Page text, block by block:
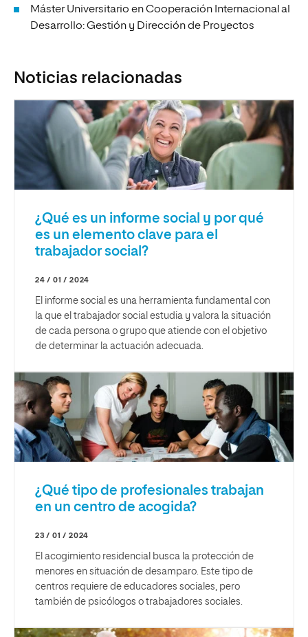
Máster Universitario en Cooperación Internacional al
Desarrollo: Gestión y Dirección de Proyectos
Noticias relacionadas
¿Qué es un informe social y por qué
es un elemento clave para el
trabajador social?
24 / 01 / 2024
El informe social es una herramienta fundamental con
la que el trabajador social estudia y valora la situación
de cada persona o grupo que atiende con el objetivo
de determinar la actuación adecuada.
¿Qué tipo de profesionales trabajan
en un centro de acogida?
23 / 01 / 2024
El acogimiento residencial busca la protección de
menores en situación de desamparo. Este tipo de
centros requiere de educadores sociales, pero
también de psicólogos o trabajadores sociales.